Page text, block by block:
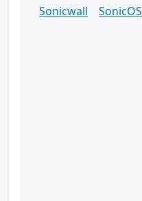
Sonicwall
SonicOS